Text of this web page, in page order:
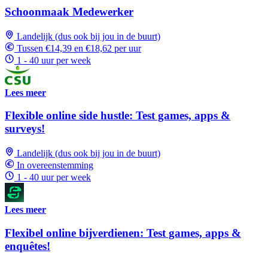
Schoonmaak Medewerker
Landelijk (dus ook bij jou in de buurt)
Tussen €14,39 en €18,62 per uur
1 - 40 uur per week
Lees meer
Flexible online side hustle: Test games, apps &
surveys!
Landelijk (dus ook bij jou in de buurt)
In overeenstemming
1 - 40 uur per week
Lees meer
Flexibel online bijverdienen: Test games, apps &
enquêtes!